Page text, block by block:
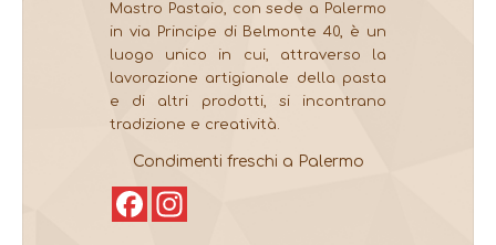
Mastro Pastaio, con sede a Palermo
in via Principe di Belmonte 40, è un
luogo unico in cui, attraverso la
lavorazione artigianale della pasta
e di altri prodotti, si incontrano
tradizione e creatività.
Condimenti freschi a Palermo
Facebook